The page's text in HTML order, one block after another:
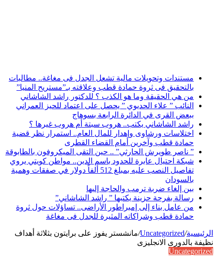
مستندات وتحويلات مالية تشعل الجدل فى مغاغة.. مطالبات
بالتحقيق فى ثروة حمادة قطب وعلاقته بـ”مستريح المنيا”
من هي الحقيقة وما هو الكذب ؟ للدكتور راشد الشاشاني
النائب ” علاء الحديوي ” يحصل على اعتماد للحيز العمراني
ببعض القرى في الدائرة الرابعة بسوهاج
راشد الشاشاني يكتب.. هروب سبتة أم هروب غيرها ؟
اختلاسات ورشاوى وإهدار للمال العام.. استمرار نظر قضية
حمادة قطب وآخرين أمام القضاء القطرى
” ناصر طويرش الحارثي” .. حين التقى الميكروفون بالطابوقة
شبكة احتيال عابرة للحدود باسم الدين.. مواطن كويتي يروي
تفاصيل النصب عليه بمبلغ 512 ألفاً دولار في صفقات وهمية
بالسودان
بين إلغاء ضربة ترمب والحاجة إليها
رسالة بفرحة حزينة يكتبها ” راشد الشاشاني”
من عامل بناء إلى إمبراطور الأراضى.. تساؤلات حول ثروة
حمادة قطب وشراكاته المثيرة للجدل فى مغاغة
الرئيسية/
Uncategorized
/مانشستر يفوز على برايتون بثلاثة أهداف
نظيفة بالدورى الانجليزى
Uncategorized